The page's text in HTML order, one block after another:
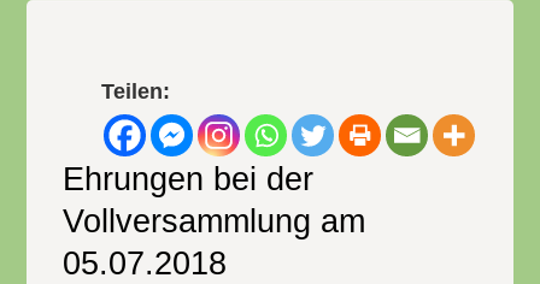
Teilen:
Ehrungen bei der
Vollversammlung am
05.07.2018